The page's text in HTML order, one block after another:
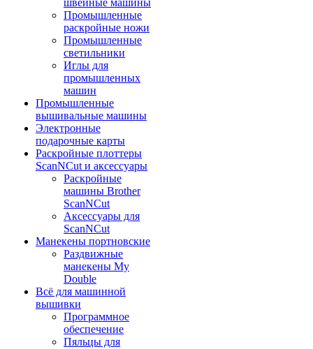
швейные машины
Промышленные
раскройные ножи
Промышленные
светильники
Иглы для
промышленных
машин
Промышленные
вышивальные машины
Электронные
подарочные карты
Раскройные плоттеры
ScanNCut и аксессуары
Раскройные
машины Brother
ScanNCut
Аксессуары для
ScanNCut
Манекены портновские
Раздвижные
манекены My
Double
Всё для машинной
вышивки
Программное
обеспечение
Пяльцы для